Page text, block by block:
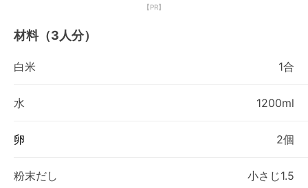
【PR】
材料（3人分）
白米 1合
水 1200ml
卵 2個
粉末だし 小さじ1.5